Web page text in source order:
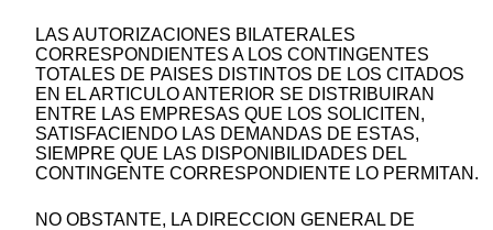
LAS AUTORIZACIONES BILATERALES
CORRESPONDIENTES A LOS CONTINGENTES
TOTALES DE PAISES DISTINTOS DE LOS CITADOS
EN EL ARTICULO ANTERIOR SE DISTRIBUIRAN
ENTRE LAS EMPRESAS QUE LOS SOLICITEN,
SATISFACIENDO LAS DEMANDAS DE ESTAS,
SIEMPRE QUE LAS DISPONIBILIDADES DEL
CONTINGENTE CORRESPONDIENTE LO PERMITAN.
NO OBSTANTE, LA DIRECCION GENERAL DE